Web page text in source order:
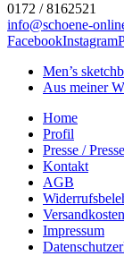
0172 / 8162521
info@schoene-
FacebookInstagram
Men’s
Aus meiner
Home
Profil
Presse /
Kontakt
AGB
Versandkosten
Impressum